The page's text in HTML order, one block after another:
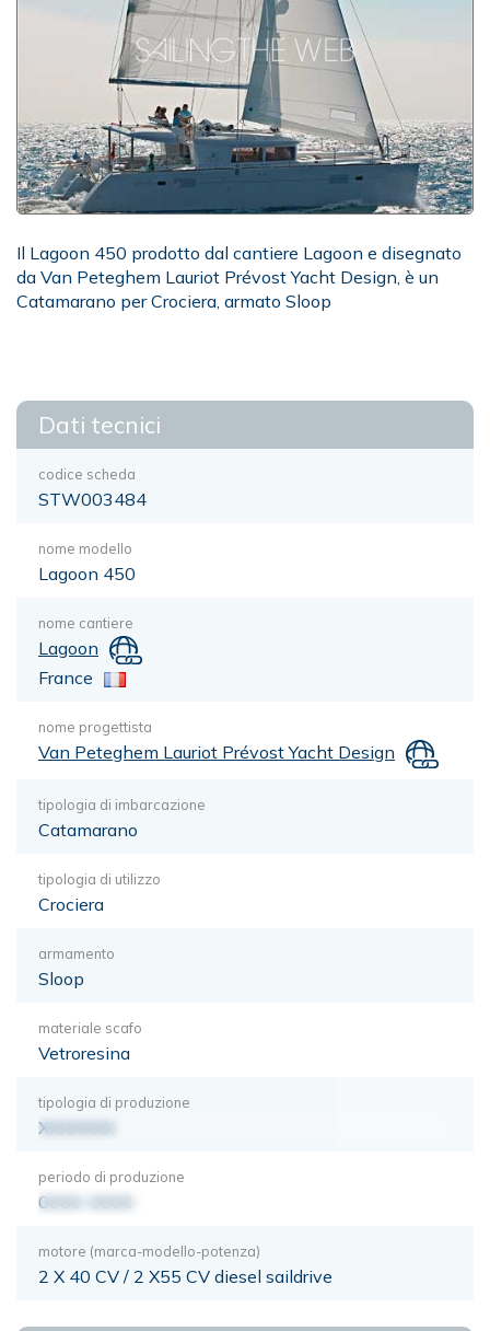
Il Lagoon 450 prodotto dal cantiere Lagoon e disegnato
da Van Peteghem Lauriot Prévost Yacht Design, è un
Catamarano per Crociera, armato Sloop
Dati tecnici
codice scheda
STW003484
nome modello
Lagoon 450
nome cantiere
Lagoon
France
nome progettista
Van Peteghem Lauriot Prévost Yacht Design
tipologia di imbarcazione
Catamarano
tipologia di utilizzo
Crociera
armamento
Sloop
materiale scafo
Vetroresina
tipologia di produzione
XXXXXXX
periodo di produzione
0000-0000
motore (marca-modello-potenza)
2 X 40 CV / 2 X55 CV diesel saildrive